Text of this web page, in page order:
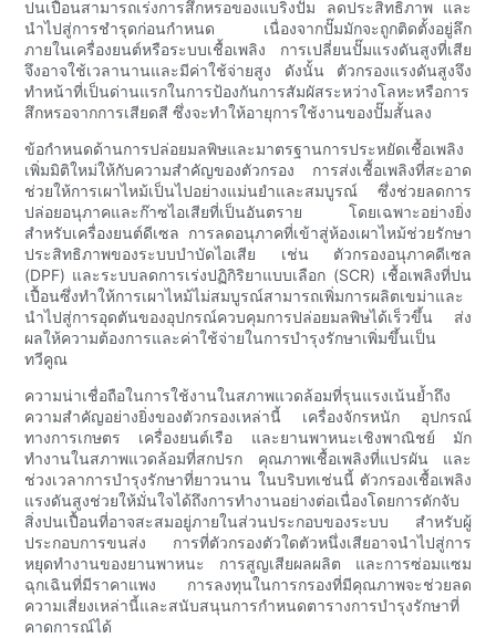
ปนเปื้อนสามารถเร่งการสึกหรอของแบริ่งปั๊ม ลดประสิทธิภาพ และ
นำไปสู่การชำรุดก่อนกำหนด เนื่องจากปั๊มมักจะถูกติดตั้งอยู่ลึก
ภายในเครื่องยนต์หรือระบบเชื้อเพลิง การเปลี่ยนปั๊มแรงดันสูงที่เสีย
จึงอาจใช้เวลานานและมีค่าใช้จ่ายสูง ดังนั้น ตัวกรองแรงดันสูงจึง
ทำหน้าที่เป็นด่านแรกในการป้องกันการสัมผัสระหว่างโลหะหรือการ
สึกหรอจากการเสียดสี ซึ่งจะทำให้อายุการใช้งานของปั๊มสั้นลง
ข้อกำหนดด้านการปล่อยมลพิษและมาตรฐานการประหยัดเชื้อเพลิง
เพิ่มมิติใหม่ให้กับความสำคัญของตัวกรอง การส่งเชื้อเพลิงที่สะอาด
ช่วยให้การเผาไหม้เป็นไปอย่างแม่นยำและสมบูรณ์ ซึ่งช่วยลดการ
ปล่อยอนุภาคและก๊าซไอเสียที่เป็นอันตราย โดยเฉพาะอย่างยิ่ง
สำหรับเครื่องยนต์ดีเซล การลดอนุภาคที่เข้าสู่ห้องเผาไหม้ช่วยรักษา
ประสิทธิภาพของระบบบำบัดไอเสีย เช่น ตัวกรองอนุภาคดีเซล
(DPF) และระบบลดการเร่งปฏิกิริยาแบบเลือก (SCR) เชื้อเพลิงที่ปน
เปื้อนซึ่งทำให้การเผาไหม้ไม่สมบูรณ์สามารถเพิ่มการผลิตเขม่าและ
นำไปสู่การอุดตันของอุปกรณ์ควบคุมการปล่อยมลพิษได้เร็วขึ้น ส่ง
ผลให้ความต้องการและค่าใช้จ่ายในการบำรุงรักษาเพิ่มขึ้นเป็น
ทวีคูณ
ความน่าเชื่อถือในการใช้งานในสภาพแวดล้อมที่รุนแรงเน้นย้ำถึง
ความสำคัญอย่างยิ่งของตัวกรองเหล่านี้ เครื่องจักรหนัก อุปกรณ์
ทางการเกษตร เครื่องยนต์เรือ และยานพาหนะเชิงพาณิชย์ มัก
ทำงานในสภาพแวดล้อมที่สกปรก คุณภาพเชื้อเพลิงที่แปรผัน และ
ช่วงเวลาการบำรุงรักษาที่ยาวนาน ในบริบทเช่นนี้ ตัวกรองเชื้อเพลิง
แรงดันสูงช่วยให้มั่นใจได้ถึงการทำงานอย่างต่อเนื่องโดยการดักจับ
สิ่งปนเปื้อนที่อาจสะสมอยู่ภายในส่วนประกอบของระบบ สำหรับผู้
ประกอบการขนส่ง การที่ตัวกรองตัวใดตัวหนึ่งเสียอาจนำไปสู่การ
หยุดทำงานของยานพาหนะ การสูญเสียผลผลิต และการซ่อมแซม
ฉุกเฉินที่มีราคาแพง การลงทุนในการกรองที่มีคุณภาพจะช่วยลด
ความเสี่ยงเหล่านี้และสนับสนุนการกำหนดตารางการบำรุงรักษาที่
คาดการณ์ได้